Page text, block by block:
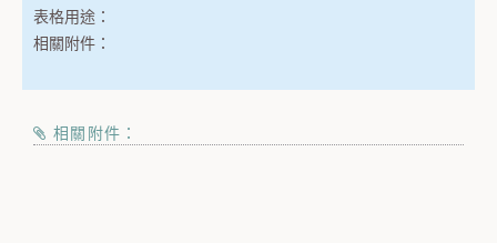
表格用途：
相關附件：
相關附件：